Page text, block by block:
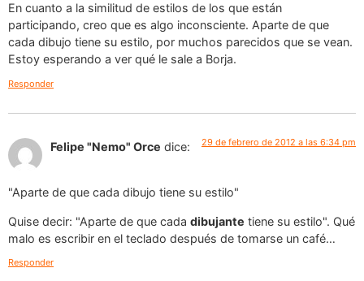
En cuanto a la similitud de estilos de los que están
participando, creo que es algo inconsciente. Aparte de que
cada dibujo tiene su estilo, por muchos parecidos que se vean.
Estoy esperando a ver qué le sale a Borja.
Responder
Felipe "Nemo" Orce dice: 29 de febrero de 2012 a las 6:34 pm
"Aparte de que cada dibujo tiene su estilo"
Quise decir: "Aparte de que cada dibujante tiene su estilo". Qué
malo es escribir en el teclado después de tomarse un café…
Responder